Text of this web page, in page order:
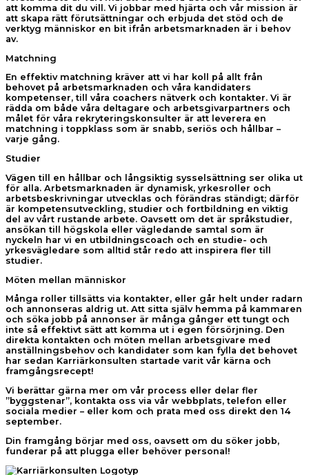
att komma dit du vill. Vi jobbar med hjärta och vår mission är
att skapa rätt förutsättningar och erbjuda det stöd och de
verktyg människor en bit ifrån arbetsmarknaden är i behov
av.
Matchning
En effektiv matchning kräver att vi har koll på allt från
behovet på arbetsmarknaden och våra kandidaters
kompetenser, till våra coachers nätverk och kontakter. Vi är
rädda om både våra deltagare och arbetsgivarpartners och
målet för våra rekryteringskonsulter är att leverera en
matchning i toppklass som är snabb, seriös och hållbar –
varje gång.
Studier
Vägen till en hållbar och långsiktig sysselsättning ser olika ut
för alla. Arbetsmarknaden är dynamisk, yrkesroller och
arbetsbeskrivningar utvecklas och förändras ständigt; därför
är kompetensutveckling, studier och fortbildning en viktig
del av vårt rustande arbete. Oavsett om det är språkstudier,
ansökan till högskola eller vägledande samtal som är
nyckeln har vi en utbildningscoach och en studie- och
yrkesvägledare som alltid står redo att inspirera fler till
studier.
Möten mellan människor
Många roller tillsätts via kontakter, eller går helt under radarn
och annonseras aldrig ut. Att sitta själv hemma på kammaren
och söka jobb på annonser är många gånger ett tungt och
inte så effektivt sätt att komma ut i egen försörjning. Den
direkta kontakten och möten mellan arbetsgivare med
anställningsbehov och kandidater som kan fylla det behovet
har sedan Karriärkonsulten startade varit vår kärna och
framgångsrecept!
Vi berättar gärna mer om vår process eller delar fler
”byggstenar”, kontakta oss via vår webbplats, telefon eller
sociala medier – eller kom och prata med oss direkt den 14
september.
Din framgång börjar med oss, oavsett om du söker jobb,
funderar på att plugga eller behöver personal!